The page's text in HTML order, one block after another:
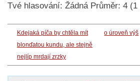
Tvé hlasování: Žádná Průměr: 4 (1
Kdejaká píča by chtěla mít
blonďatou kundu, ale stejně
nejlíp mrdají zrzky
o úroveň výš